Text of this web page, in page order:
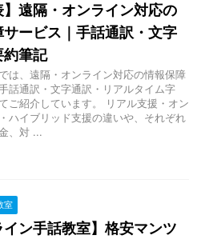
】遠隔・オンライン対応の
サービス｜手話通訳・文字
約筆記
は、遠隔・オンライン対応の情報保障
話通訳・文字通訳・リアルタイム字
ご紹介しています。 リアル支援・オン
ハイブリッド支援の違いや、それぞれ
、対 ...
室
イン手話教室】格安マンツ